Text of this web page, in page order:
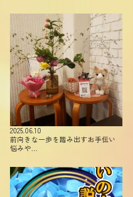
2025.06.10
前向きな一歩を踏み出すお手伝い
悩みや…